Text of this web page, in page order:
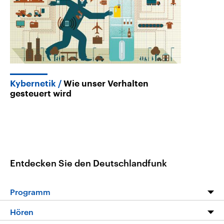
Kybernetik
Wie unser Verhalten
gesteuert wird
Entdecken Sie den Deutschlandfunk
Programm
Programm
Hören